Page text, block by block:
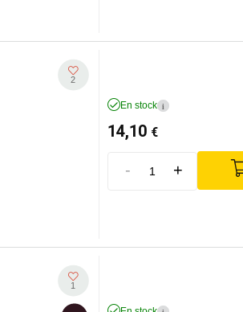
2
En stock i
14,10 €
- +
1